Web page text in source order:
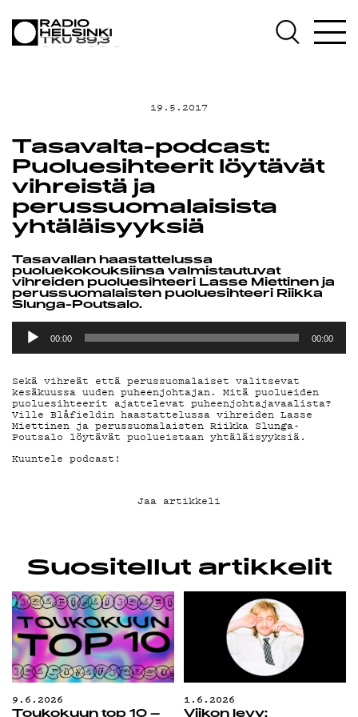
AJANKOHTAISTA
OHJELMAT
TEKIJÄT
ON-DEMAND
PODCAST
MAINOSTA
YHTEYSTIEDOT
G LIVELAB
YSTÄVÄKLUBI
TIETOSUOJA
19.5.2017
Tasavalta-podcast:
Puoluesihteerit löytävät
vihreistä ja
perussuomalaisista
yhtäläisyyksiä
Tasavallan haastattelussa
puoluekokouksiinsa valmistautuvat
vihreiden puoluesihteeri Lasse Miettinen ja
perussuomalaisten puoluesihteeri Riikka
Slunga-Poutsalo.
Äänitoistin
00:00 00:00
Sekä vihreät että perussuomalaiset valitsevat
kesäkuussa uuden puheenjohtajan. Mitä puolueiden
puoluesihteerit ajattelevat puheenjohtajavaalista?
Ville Blåfieldin haastattelussa vihreiden Lasse
Miettinen ja perussuomalaisten Riikka Slunga-
Poutsalo löytävät puolueistaan yhtäläisyyksiä.
Kuuntele podcast!
Jaa artikkeli
Suositellut artikkelit
9.6.2026
Toukokuun top 10 –
1.6.2026
Viikon levy: